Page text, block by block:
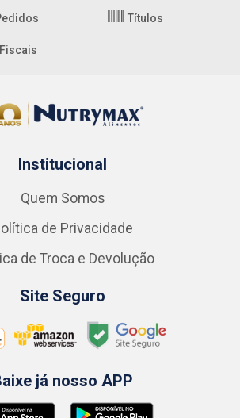
Títulos
Institucional
Quem Somos
de Privacidade
de Troca e Devolução
Site Seguro
já nosso APP